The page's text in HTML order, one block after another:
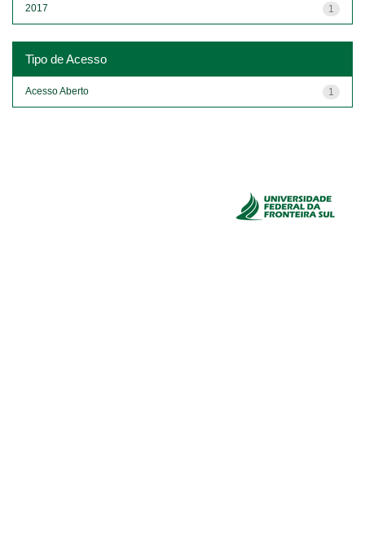
1
2017
Tipo de Acesso
1
Acesso Aberto